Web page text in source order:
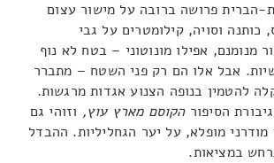
הברית פרושה ברובה על מישור עצום
כותנה וסויה, קילומטרים על גבי
מנומנם, אפילו מונוטוני – בטח לא נוף
אבל אלו הם רק פני השטח – מתברר
להטמין בנופה הצנוע אגדות מרגשות.
הסיפורהקוסם מארץ עוץ, וזוהי גם
מופלא, על יער הגחליליות. ההבדל
במציאות.